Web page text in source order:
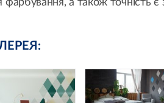
фарбування, а також точність є